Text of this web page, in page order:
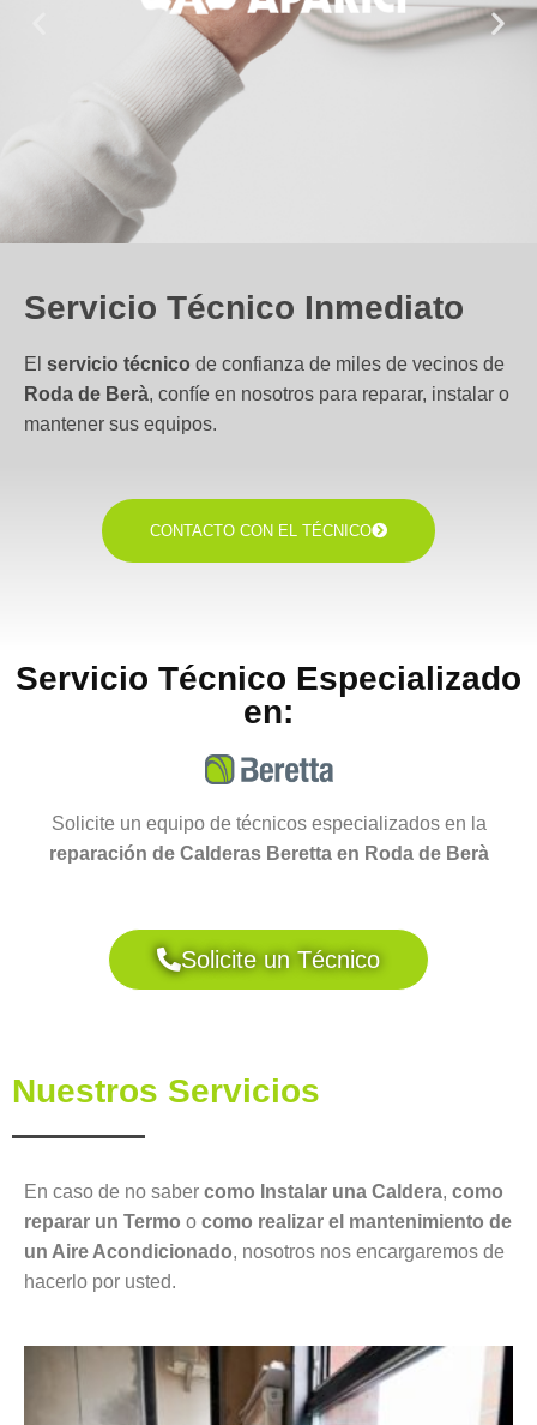
Servicio Técnico Inmediato
El servicio técnico de confianza de miles de vecinos de
Roda de Berà, confíe en nosotros para reparar, instalar o
mantener sus equipos.
CONTACTO CON EL TÉCNICO
Servicio Técnico Especializado
en:
Solicite un equipo de técnicos especializados en la
reparación de Calderas Beretta en Roda de Berà
Solicite un Técnico
Nuestros Servicios
En caso de no saber como Instalar una Caldera, como
reparar un Termo o como realizar el mantenimiento de
un Aire Acondicionado, nosotros nos encargaremos de
hacerlo por usted.